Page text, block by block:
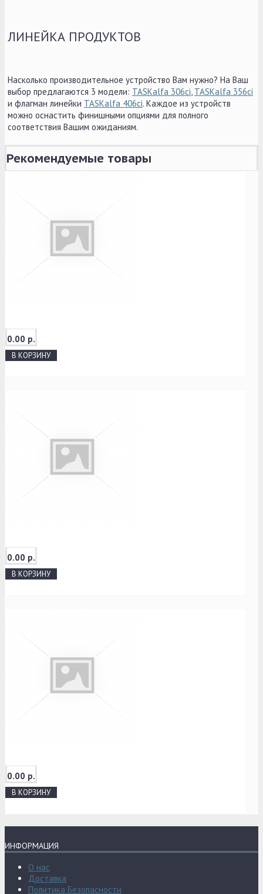
ЛИНЕЙКА ПРОДУКТОВ
Насколько производительное устройство Вам нужно? На Ваш
выбор предлагаются 3 модели: TASKalfa 306ci TASKalfa 356ci
и флагман линейки TASKalfa 406ci. Каждое из устройств
можно оснастить финишными опциями для полного
соответствия Вашим ожиданиям.
Рекомендуемые товары
0.00 р.
В КОРЗИНУ
0.00 р.
В КОРЗИНУ
0.00 р.
В КОРЗИНУ
ИНФОРМАЦИЯ
О нас
Доставка
Политика Безопасности